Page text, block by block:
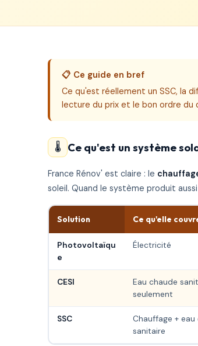
📋 Ce guide en bref
Ce qu'est réellement un SSC, la
lecture du prix et le bon ordre du
🌡️ Ce qu'est un système
France Rénov' est claire : le
soleil. Quand le système produit
Solution Ce qu'elle
Photovoltaïqu
e
Électricité
CESI
Eau chaude
seulement
SSC
Chauffage + eau
sanitaire